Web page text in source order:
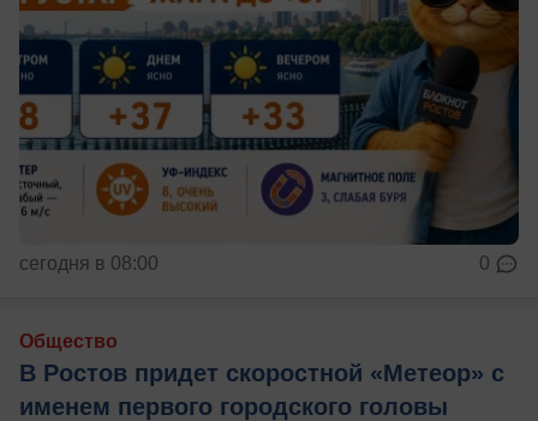
сегодня в 08:00 0
Общество
В Ростов придет скоростной «Метеор» с
именем первого городского головы